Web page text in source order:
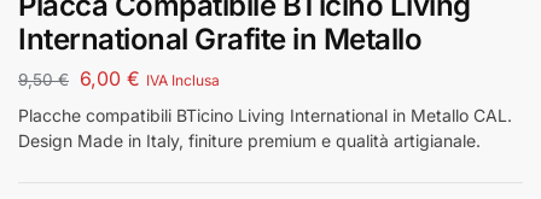
International Grafite in Metallo
9,50€ 6,00 € IVA Inclusa
Placche compatibili BTicino Living International in Metallo CAL.
Design Made in Italy, finiture premium e qualità artigianale.